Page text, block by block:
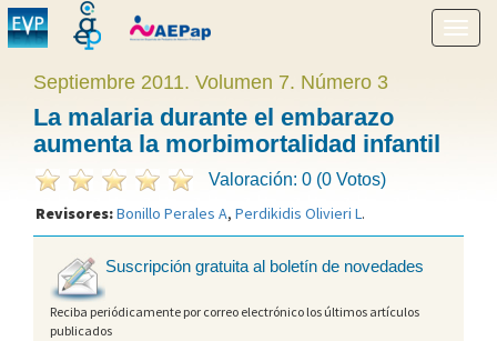
menú
Septiembre 2011. Volumen 7. Número 3
La malaria durante el embarazo
aumenta la morbimortalidad infantil
Valoración: 0 (0 Votos)
Revisores:Bonillo Perales A, Perdikidis Olivieri L.
Suscripción gratuita al boletín de novedades
Reciba periódicamente por correo electrónico los últimos artículos
publicados